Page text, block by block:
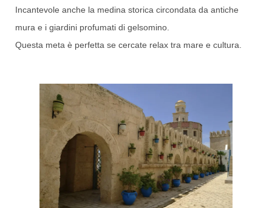
Incantevole anche la medina storica circondata da antiche
mura e i giardini profumati di gelsomino.
Questa meta è perfetta se cercate relax tra mare e cultura.